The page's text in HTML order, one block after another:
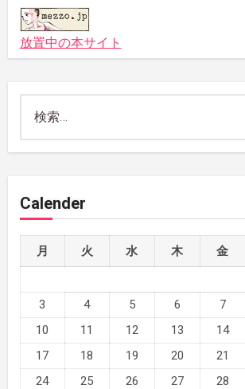
放置中の本サイト
Calender
月 火 水 木 金
3
4 5 6 7
10
11 12 13 14
17
18 19 20 21
24
25 26 27 28